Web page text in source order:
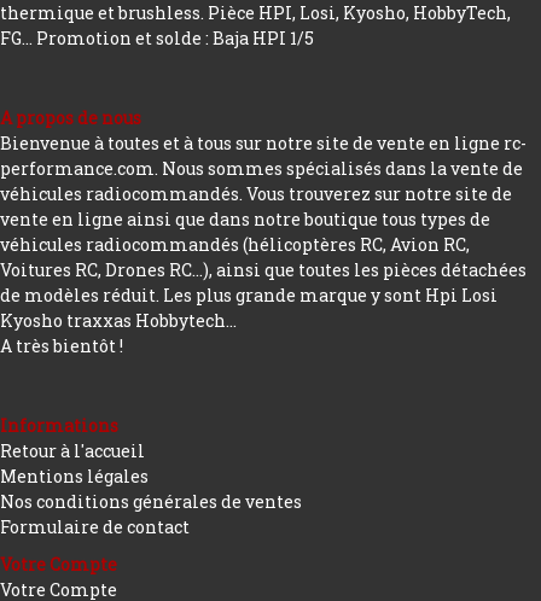
thermique et brushless. Pièce HPI, Losi, Kyosho, HobbyTech,
FG... Promotion et solde : Baja HPI 1/5
A propos de nous
Bienvenue à toutes et à tous sur notre site de vente en ligne rc-
performance.com. Nous sommes spécialisés dans la vente de
véhicules radiocommandés. Vous trouverez sur notre site de
vente en ligne ainsi que dans notre boutique tous types de
véhicules radiocommandés (hélicoptères RC, Avion RC,
Voitures RC, Drones RC…), ainsi que toutes les pièces détachées
de modèles réduit. Les plus grande marque y sont Hpi Losi
Kyosho traxxas Hobbytech...
A très bientôt !
Informations
Retour à l'accueil
Mentions légales
Nos conditions générales de ventes
Formulaire de contact
Votre Compte
Votre Compte